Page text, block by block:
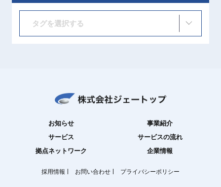
タグを選択する
お知らせ
事業紹介
サービス
サービスの流れ
拠点ネットワーク
企業情報
採用情報 お問い合わせ プライバシーポリシー